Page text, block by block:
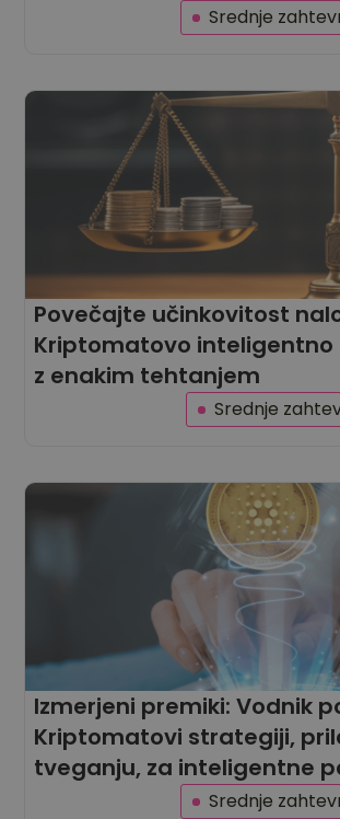
Srednje
Povečajte učinkovitost
Kriptomatovo
z enakim tehtanjem
Srednje
Izmerjeni premiki: Vodnik
Kriptomatovi strategiji,
tveganju, za inteligentne
Srednje